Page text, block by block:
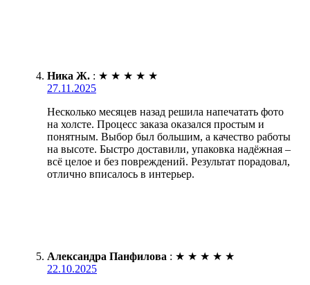
Ника Ж. : ★ ★ ★ ★ ★
27.11.2025
Несколько месяцев назад решила напечатать фото
на холсте. Процесс заказа оказался простым и
понятным. Выбор был большим, а качество работы
на высоте. Быстро доставили, упаковка надёжная –
всё целое и без повреждений. Результат порадовал,
отлично вписалось в интерьер.
Александра Панфилова : ★ ★ ★ ★ ★
22.10.2025